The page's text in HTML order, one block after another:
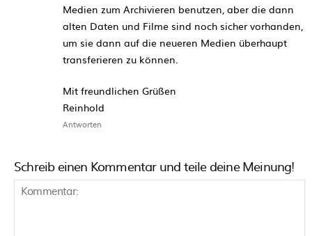
Medien zum Archivieren benutzen, aber die dann
alten Daten und Filme sind noch sicher vorhanden,
um sie dann auf die neueren Medien überhaupt
transferieren zu können.
Mit freundlichen Grüßen
Reinhold
Antworten
Schreib einen Kommentar und teile deine Meinung!